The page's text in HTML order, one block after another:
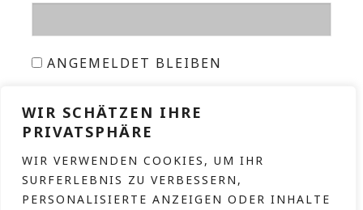
WIR SCHÄTZEN IHRE
PRIVATSPHÄRE
WIR VERWENDEN COOKIES, UM IHR
SURFERLEBNIS ZU VERBESSERN,
PERSONALISIERTE ANZEIGEN ODER INHALTE
ANGEMELDET BLEIBEN
ANMELDEN